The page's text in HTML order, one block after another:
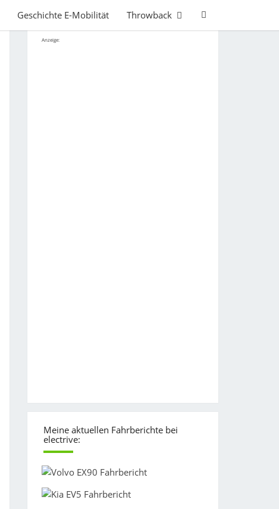
Geschichte E-Mobilität Throwback
Search
Anzeige:
Meine aktuellen Fahrberichte bei
electrive: